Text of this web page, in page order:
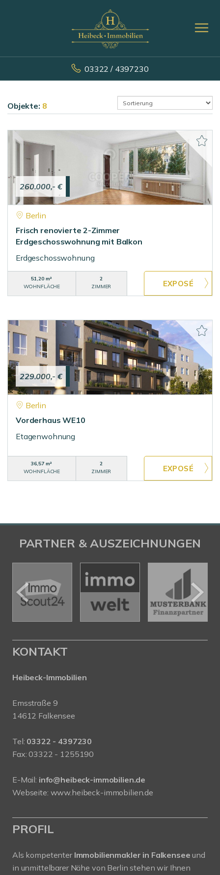
03322 / 4397230
Objekte: 8
260.000,- €
Berlin
Frisch renovierte 2-Zimmer
Erdgeschosswohnung mit Balkon
Erdgeschosswohnung
51,20 m²
WOHNFLÄCHE
2
ZIMMER
229.000,- €
Berlin
Vorderhaus WE10
Etagenwohnung
36,57 m²
WOHNFLÄCHE
2
ZIMMER
PARTNER & AUSZEICHNUNGEN
KONTAKT
Heibeck-Immobilien
Emsstraße 9
14612 Falkensee
Tel: 03322 - 4397230
Fax: 03322 - 1255190
E-Mail: info@heibeck-immobilien.de
Webseite: www.heibeck-immobilien.de
PROFIL
Als kompetenter Immobilienmakler in Falkenseeund
in unmittelbarer Nähe von Berlin stehen wir Ihnen